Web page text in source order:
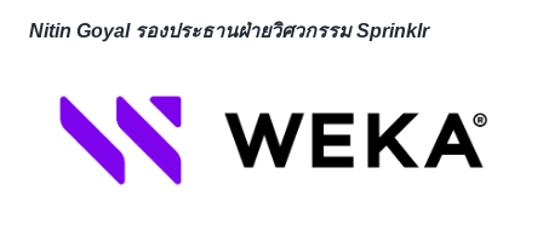
Nitin Goyal รองประธานฝ่ายวิศวกรรม Sprinklr